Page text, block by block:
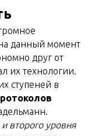
данный момент
друг от
их технологии.
ступеней в
второго уровня